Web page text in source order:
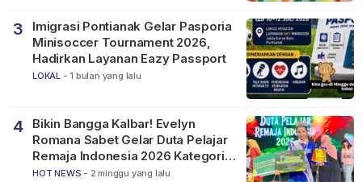
3
Imigrasi Pontianak Gelar Pasporia
Minisoccer Tournament 2026,
Hadirkan Layanan Eazy Passport
LOKAL - 1 bulan yang lalu
4
Bikin Bangga Kalbar! Evelyn
Romana Sabet Gelar Duta Pelajar
Remaja Indonesia 2026 Kategori
SMP
HOT NEWS - 2 minggu yang lalu